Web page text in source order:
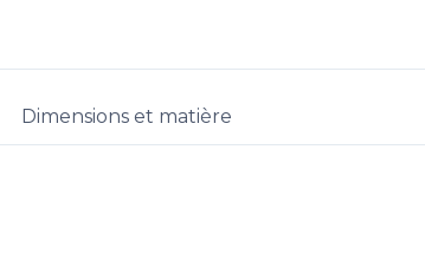
Dimensions et matière